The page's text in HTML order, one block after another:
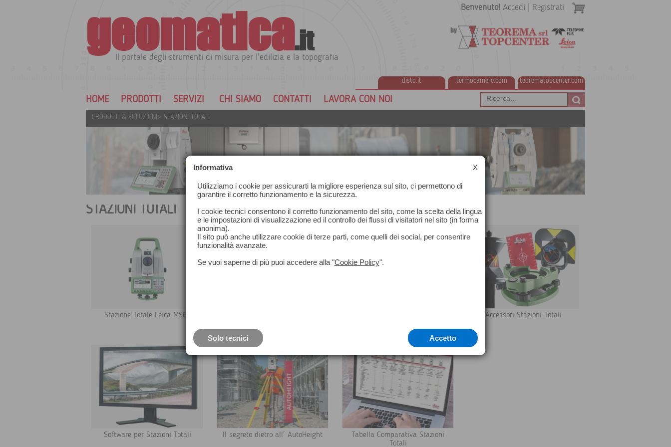
geomatica.it
Il portale degli strumenti di misura per l'edilizia e la topografia
disto.it termocamere.com teorematopcenter.com
Benvenuto! Accedi Registrati
HOME PRODOTTI SERVIZI CHI SIAMO CONTATTI LAVORA CON NOI
PRODOTTI & SOLUZIONI > STAZIONI TOTALI
STAZIONI TOTALI
Stazione Totale Leica MS60 Accessori Stazioni Totali
Software per Stazioni Totali Il segreto dietro all' AutoHeight
Tabella Comparativa Stazioni
Totali
Informativa X
Utilizziamo i cookie per assicurarti la migliore esperienza sul sito, ci permettono di
garantire il corretto funzionamento e la sicurezza.
I cookie tecnici consentono il corretto funzionamento del sito, come la scelta della lingua
e le impostazioni di visualizzazione ed il controllo dei flussi di visitatori nel sito (in forma
anonima).
Il sito può anche utilizzare cookie di terze parti, come quelli dei social, per consentire
funzionalità avanzate.
Se vuoi saperne di più puoi accedere alla "Cookie Policy".
Solo tecnici Accetto